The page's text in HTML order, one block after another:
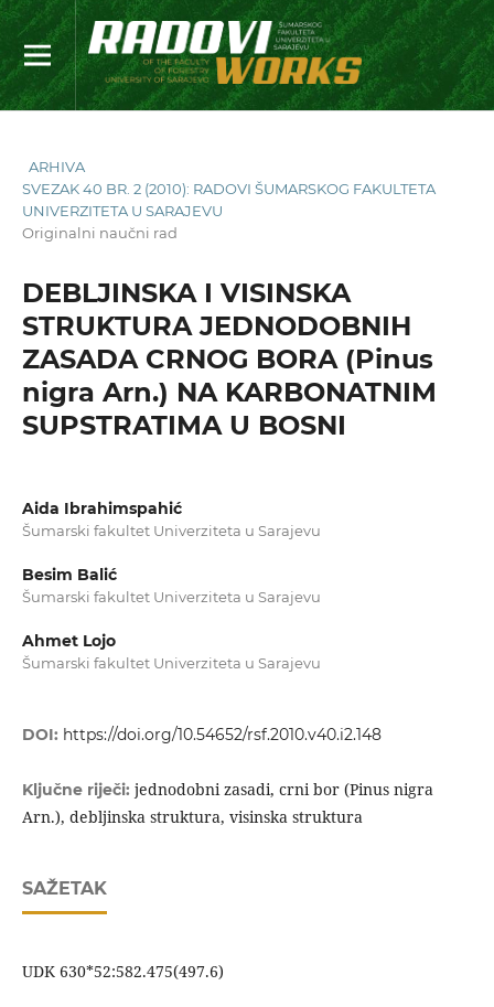
ARHIVA
SVEZAK 40 BR. 2 (2010): RADOVI ŠUMARSKOG FAKULTETA
UNIVERZITETA U SARAJEVU
Originalni naučni rad
DEBLJINSKA I VISINSKA
STRUKTURA JEDNODOBNIH
ZASADA CRNOG BORA (Pinus
nigra Arn.) NA KARBONATNIM
SUPSTRATIMA U BOSNI
Aida Ibrahimspahić
Šumarski fakultet Univerziteta u Sarajevu
Besim Balić
Šumarski fakultet Univerziteta u Sarajevu
Ahmet Lojo
Šumarski fakultet Univerziteta u Sarajevu
DOI: https://doi.org/10.54652/rsf.2010.v40.i2.148
Ključne riječi: jednodobni zasadi, crni bor (Pinus nigra
Arn.), debljinska struktura, visinska struktura
SAŽETAK
UDK 630*52:582.475(497.6)